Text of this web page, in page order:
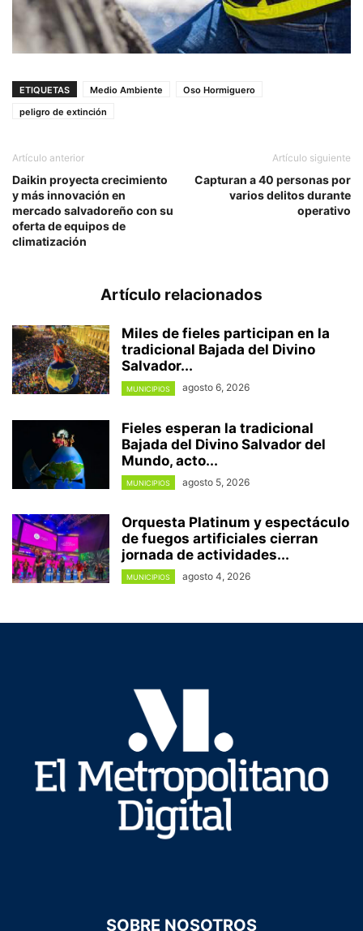
ETIQUETAS Medio Ambiente
Oso Hormiguero
peligro de extinción
Artículo anterior
Daikin proyecta crecimiento
y más innovación en
mercado salvadoreño con su
oferta de equipos de
climatización
Artículo siguiente
Capturan a 40 personas por
varios delitos durante
operativo
Artículo relacionados
Miles de fieles participan en la
tradicional Bajada del Divino
Salvador...
MUNICIPIOS agosto 6, 2026
Fieles esperan la tradicional
Bajada del Divino Salvador del
Mundo, acto...
MUNICIPIOS agosto 5, 2026
Orquesta Platinum y espectáculo
de fuegos artificiales cierran
jornada de actividades...
MUNICIPIOS agosto 4, 2026
SOBRE NOSOTROS